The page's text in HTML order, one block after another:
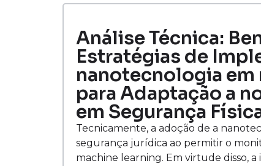
Análise Técnica:
Estratégias de
nanotecnologia
para Adaptação a
em Segurança
Tecnicamente, a adoção de a
segurança jurídica ao permitir o
machine learning. Em virtude disso,